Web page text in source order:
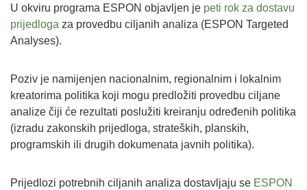
U okviru programa ESPON objavljen je peti rok za dostavu
prijedloga za provedbu ciljanih analiza (ESPON Targeted
Analyses).
Poziv je namijenjen nacionalnim, regionalnim i lokalnim
kreatorima politika koji mogu predložiti provedbu ciljane
analize čiji će rezultati poslužiti kreiranju određenih politika
(izradu zakonskih prijedloga, strateških, planskih,
programskih ili drugih dokumenata javnih politika).
Prijedlozi potrebnih ciljanih analiza dostavljaju se ESPON